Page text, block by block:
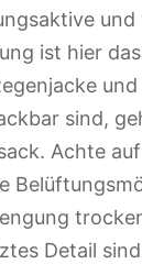
ist hier
sind,
Achte
Detail sind